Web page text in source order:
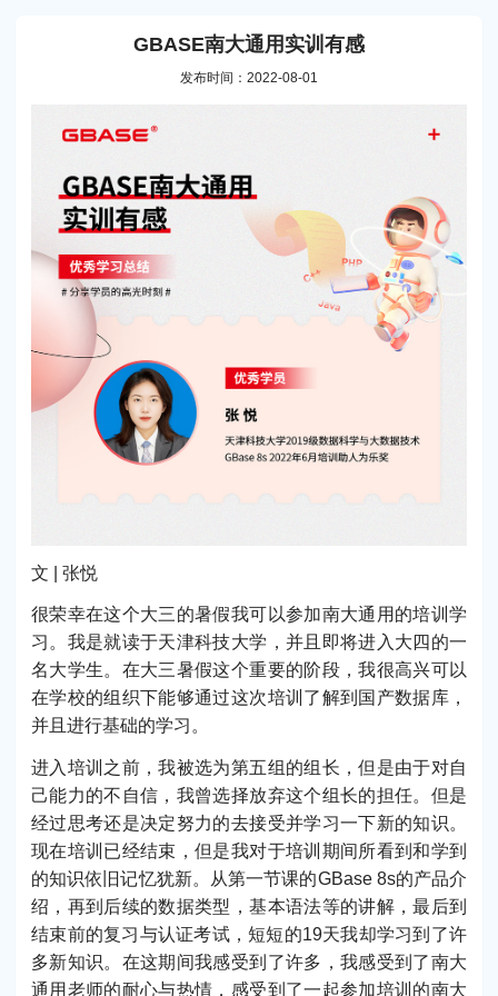
GBASE南大通用实训有感
发布时间：2022-08-01
文 | 张悦
很荣幸在这个大三的暑假我可以参加南大通用的培训学
习。我是就读于天津科技大学，并且即将进入大四的一
名大学生。在大三暑假这个重要的阶段，我很高兴可以
在学校的组织下能够通过这次培训了解到国产数据库，
并且进行基础的学习。
进入培训之前，我被选为第五组的组长，但是由于对自
己能力的不自信，我曾选择放弃这个组长的担任。但是
经过思考还是决定努力的去接受并学习一下新的知识。
现在培训已经结束，但是我对于培训期间所看到和学到
的知识依旧记忆犹新。从第一节课的GBase 8s的产品介
绍，再到后续的数据类型，基本语法等的讲解，最后到
结束前的复习与认证考试，短短的19天我却学习到了许
多新知识。在这期间我感受到了许多，我感受到了南大
通用老师的耐心与热情，感受到了一起参加培训的南大